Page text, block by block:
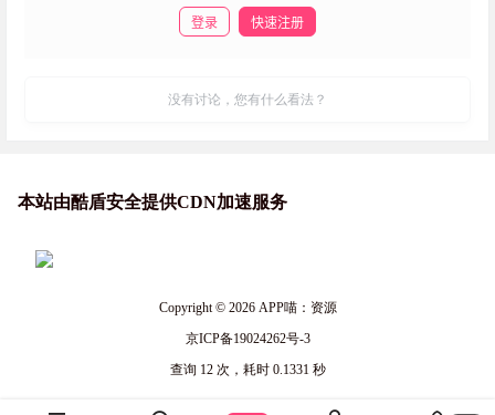
登录 快速注册
没有讨论，您有什么看法？
本站由酷盾安全提供CDN加速服务
Copyright © 2026APP喵：资源
京ICP备19024262号-3
查询 12 次，耗时 0.1331 秒